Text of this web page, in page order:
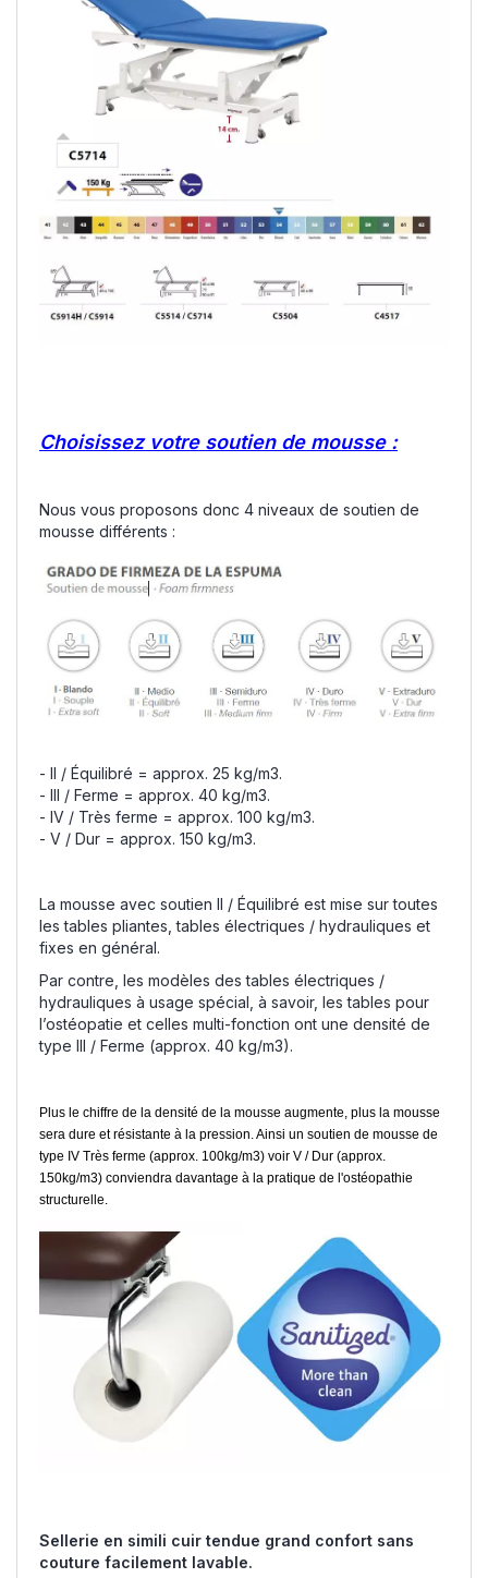
Choisissez votre soutien de mousse :
Nous vous proposons donc 4 niveaux de soutien de
mousse différents :
- II / Équilibré = approx. 25 kg/m3.
- III / Ferme = approx. 40 kg/m3.
- IV / Très ferme = approx. 100 kg/m3.
- V / Dur = approx. 150 kg/m3.
La mousse avec soutien II / Équilibré est mise sur toutes
les tables pliantes, tables électriques / hydrauliques et
fixes en général.
Par contre, les modèles des tables électriques /
hydrauliques à usage spécial, à savoir, les tables pour
l’ostéopatie et celles multi-fonction ont une densité de
type III / Ferme (approx. 40 kg/m3).
Plus le chiffre de la densité de la mousse augmente, plus la mousse
sera dure et résistante à la pression. Ainsi un soutien de mousse de
type IV Très ferme (approx. 100kg/m3) voir V / Dur (approx.
150kg/m3) conviendra davantage à la pratique de l'ostéopathie
structurelle.
Sellerie en simili cuir tendue grand confort sans
couture facilement lavable.